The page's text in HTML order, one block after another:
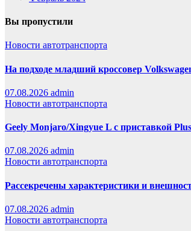
Вы пропустили
Новости автотранспорта
На подходе младший кроссовер
07.08.2026 admin
Новости автотранспорта
Geely Monjaro/Xingyue L с приставкой
07.08.2026 admin
Новости автотранспорта
Рассекречены характеристики и
07.08.2026 admin
Новости автотранспорта